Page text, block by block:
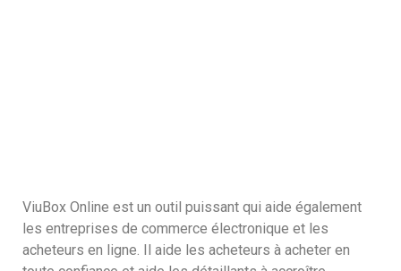
ViuBox Online est un outil puissant qui aide également
les entreprises de commerce électronique et les
acheteurs en ligne. Il aide les acheteurs à acheter en